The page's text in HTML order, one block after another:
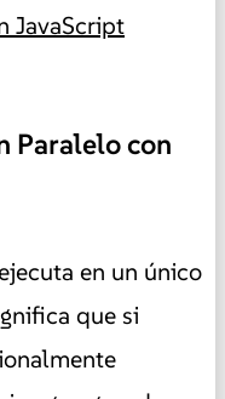
JavaScript
Paralelo con
en un único
que si